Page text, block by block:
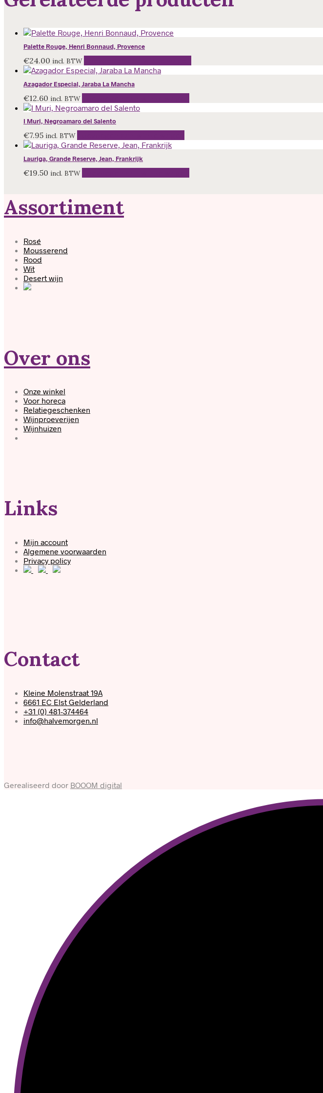
Palette Rouge, Henri Bonnaud, Provence
€24.00 incl. BTW
Azagador Especial, Jaraba La Mancha
€12.60 incl. BTW
I Muri, Negroamaro del Salento
€7.95 incl. BTW
Lauriga, Grande Reserve, Jean, Frankrijk
€19.50 incl. BTW
Assortiment
Rosé
Mousserend
Rood
Wit
Desert wijn
Over ons
Onze winkel
Voor horeca
Relatiegeschenken
Wijnproeverijen
Wijnhuizen
Links
Mijn account
Algemene voorwaarden
Privacy policy
Contact
Kleine Molenstraat 19A
6661 EC Elst Gelderland
+31 (0) 481-374464
info@halvemorgen.nl
Gerealiseerd door BOOOM digital